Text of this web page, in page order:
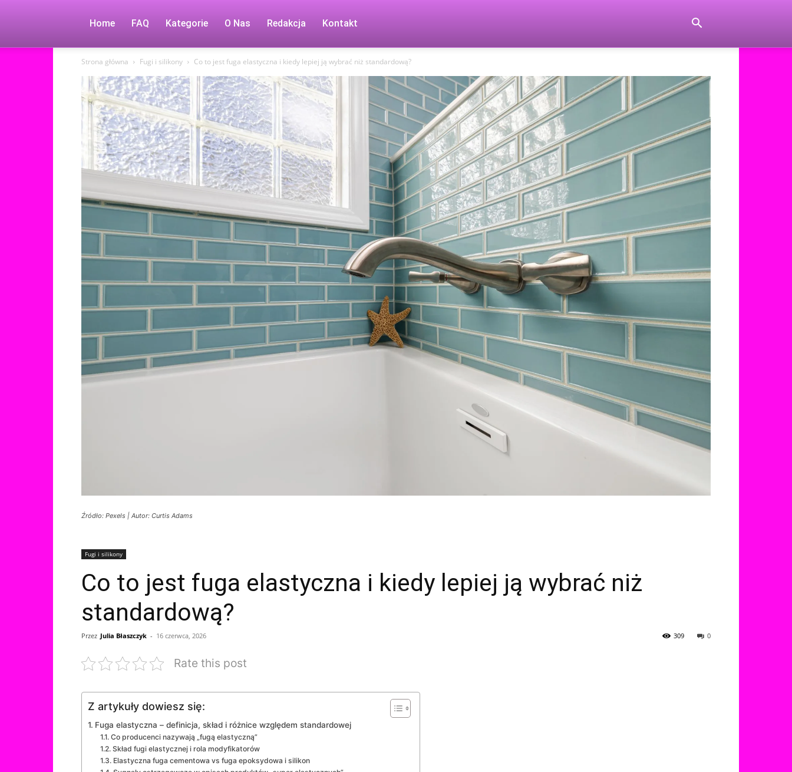
Home FAQ Kategorie O Nas Redakcja Kontakt
Strona główna Fugi i silikony Co to jest fuga elastyczna i kiedy lepiej ją wybrać niż standardową?
Źródło: Pexels | Autor: Curtis Adams
Fugi i silikony
Co to jest fuga elastyczna i kiedy lepiej ją wybrać niż
standardową?
Przez Julia Błaszczyk - 16 czerwca, 2026 0
309
Rate this post
Z artykuły dowiesz się:
Fuga elastyczna – definicja, skład i różnice względem standardowej
Co producenci nazywają „fugą elastyczną”
Skład fugi elastycznej i rola modyfikatorów
Elastyczna fuga cementowa vs fuga epoksydowa i silikon